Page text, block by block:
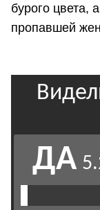
бурого цвета,
пропавшей